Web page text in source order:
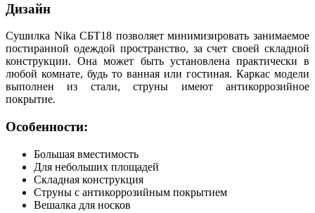
Дизайн
Сушилка Nika СБТ18 позволяет минимизировать занимаемое
постиранной одеждой пространство, за счет своей складной
конструкции. Она может быть установлена практически в
любой комнате, будь то ванная или гостиная. Каркас модели
выполнен из стали, струны имеют антикоррозийное
покрытие.
Особенности:
Большая вместимость
Для небольших площадей
Складная конструкция
Струны с антикоррозийным покрытием
Вешалка для носков